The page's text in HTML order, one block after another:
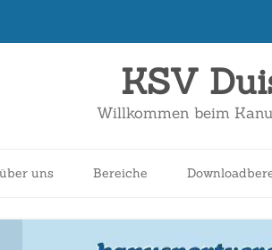
KSV
Willkommen beim
uns Bereiche
Schüler*innen